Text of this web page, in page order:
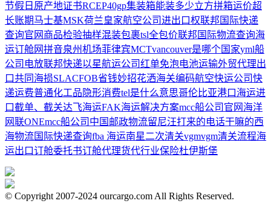
节假日 原产地证书RCEP40gp集装箱能装多少立方拼箱运价超
长账期马士基MSK荷兰皇家航空公司进出口权联邦国际快递
查询官网 商品检验抽样混装包裹tsl全包价联邦国际物流查询海
运订舱网拼音泉州机场菲律宾MCTvancouver是哪个国家yml船
公司 电放联邦快递以星航运公司红单免泡电池运输外贸代理出
口共同海损SLACFOB省钱妙招花洒海关编码航空快运公司快
递运费普通化工品 隐形消费tel是什么意思哥伦比亚港口 海运进
口截单、截关达飞海运FAK海运解决方案mcc船公司官网 海洋
网联ONEmcc船公司 中国邮政物流留尼汪打来的电话干嘛的西
海物流国际快递查询fba 海运南星二次清关vgmvgm清关流程海
运出口订舱委托书订舱代理货代行业保险杜伊斯堡
© Copyright 2007-2024 ourcargo.com All Rights Reserved.